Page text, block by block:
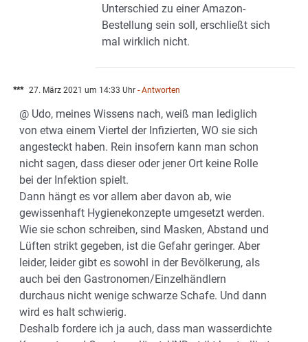
Unterschied zu einer Amazon-
Bestellung sein soll, erschließt sich
mal wirklich nicht.
*** 27. März 2021 um 14:33 Uhr - Antworten
@ Udo, meines Wissens nach, weiß man lediglich
von etwa einem Viertel der Infizierten, WO sie sich
angesteckt haben. Rein insofern kann man schon
nicht sagen, dass dieser oder jener Ort keine Rolle
bei der Infektion spielt.
Dann hängt es vor allem aber davon ab, wie
gewissenhaft Hygienekonzepte umgesetzt werden.
Wie sie schon schreiben, sind Masken, Abstand und
Lüften strikt gegeben, ist die Gefahr geringer. Aber
leider, leider gibt es sowohl in der Bevölkerung, als
auch bei den Gastronomen/Einzelhändlern
durchaus nicht wenige schwarze Schafe. Und dann
wird es halt schwierig.
Deshalb fordere ich ja auch, dass man wasserdichte